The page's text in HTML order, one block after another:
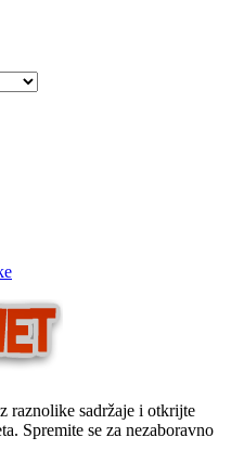
raznolike sadržaje i otkrijte
Spremite se za nezaboravno